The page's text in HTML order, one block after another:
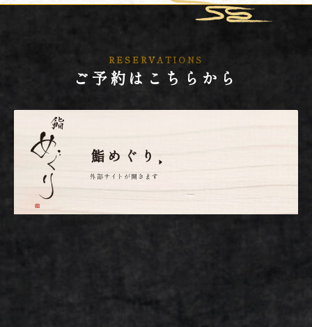
RESERVATIONS
ご予約はこちらから
鮨めぐり
外部サイトが開きます